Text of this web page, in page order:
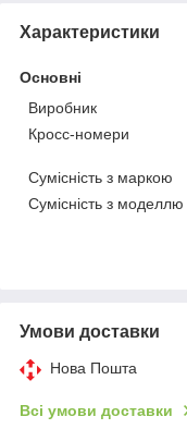
Характеристики
Основні
Виробник
Кросс-номери
Сумісність з маркою
Сумісність з моделлю
Умови доставки
Нова Пошта
Всі умови доставки